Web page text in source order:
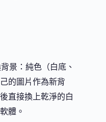
景：純色（白底、
的圖片作為新背
直接換上乾淨的白
體。